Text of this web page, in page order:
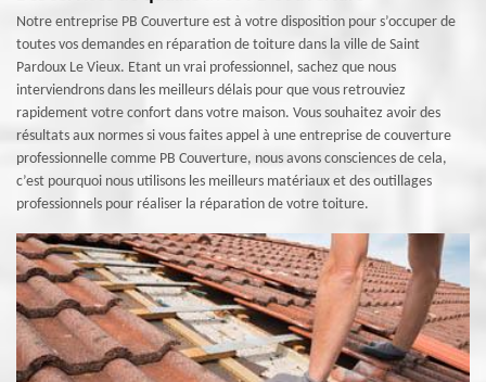
Notre entreprise PB Couverture est à votre disposition pour s’occuper de
toutes vos demandes en réparation de toiture dans la ville de Saint
Pardoux Le Vieux. Etant un vrai professionnel, sachez que nous
interviendrons dans les meilleurs délais pour que vous retrouviez
rapidement votre confort dans votre maison. Vous souhaitez avoir des
résultats aux normes si vous faites appel à une entreprise de couverture
professionnelle comme PB Couverture, nous avons consciences de cela,
c’est pourquoi nous utilisons les meilleurs matériaux et des outillages
professionnels pour réaliser la réparation de votre toiture.